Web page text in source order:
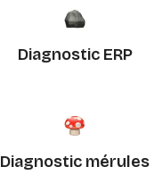
Diagnostic ERP
Diagnostic mérules